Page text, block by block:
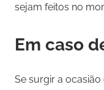
sejam feitos no
Em caso
Se surgir a